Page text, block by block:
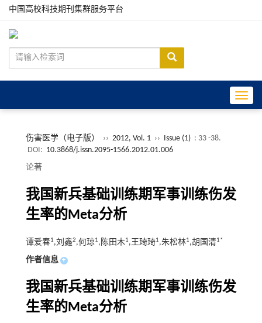
中国高校科技期刊集群服务平台
伤害医学（电子版） ›› 2012, Vol. 1 ›› Issue (1) : 33 -38.
DOI: 10.3868/j.issn.2095-1566.2012.01.006
论著
我国新兵基础训练期军事训练伤发
生率的Meta分析
谭爱春1,刘鑫2,何琼1,陈田木1,王琦琦1,朱松林1,胡国清1*
作者信息 +
我国新兵基础训练期军事训练伤发
生率的Meta分析